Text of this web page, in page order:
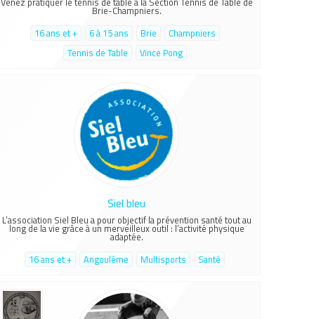
Brie-Champniers.
16 ans et +
6 à 15 ans Brie
Champniers
Tennis de Table
Vince Pong
Siel bleu
L’association Siel Bleu a pour objectif la prévention santé tout au
long de la vie grâce à un merveilleux outil : l’activité physique
adaptée.
16 ans et +
Angoulême Multisports Santé